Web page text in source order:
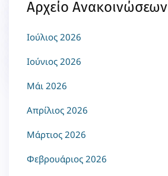
Αρχείο Ανακοινώσεων
Ιούλιος 2026
Ιούνιος 2026
Μάι 2026
Απρίλιος 2026
Μάρτιος 2026
Φεβρουάριος 2026